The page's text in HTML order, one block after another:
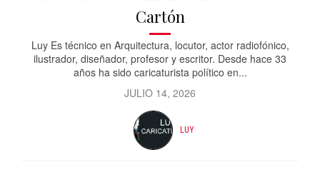
Cartón
Luy Es técnico en Arquitectura, locutor, actor radiofónico,
ilustrador, diseñador, profesor y escritor. Desde hace 33
años ha sido caricaturista político en...
JULIO 14, 2026
LUY